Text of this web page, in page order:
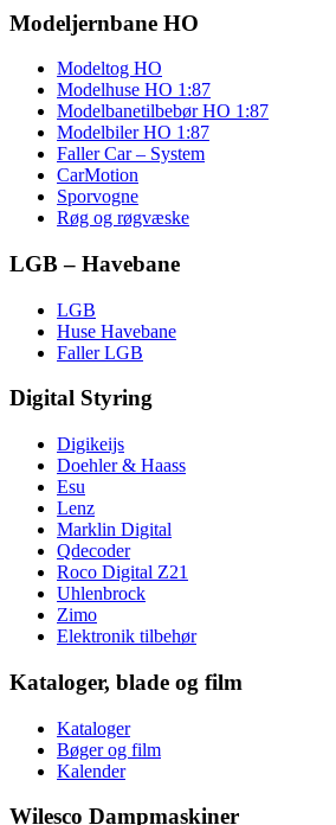
Modeljernbane HO
Modeltog HO
Modelhuse HO 1:87
Modelbanetilbebør HO 1:87
Modelbiler HO 1:87
Faller Car – System
CarMotion
Sporvogne
Røg og røgvæske
LGB – Havebane
LGB
Huse Havebane
Faller LGB
Digital Styring
Digikeijs
Doehler & Haass
Esu
Lenz
Marklin Digital
Qdecoder
Roco Digital Z21
Uhlenbrock
Zimo
Elektronik tilbehør
Kataloger, blade og film
Kataloger
Bøger og film
Kalender
Wilesco Dampmaskiner